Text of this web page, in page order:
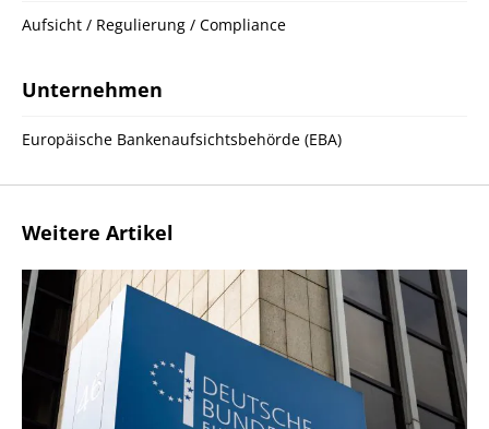
Aufsicht / Regulierung / Compliance
Unternehmen
Europäische Bankenaufsichtsbehörde (EBA)
Weitere Artikel